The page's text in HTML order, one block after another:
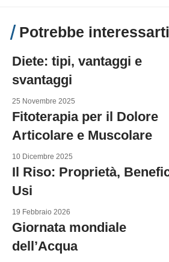
Potrebbe
Diete: tipi, vantaggi e
svantaggi
25 Novembre 2025
Fitoterapia per il Dolore
Articolare e Muscolare
10 Dicembre 2025
Il Riso: Proprietà,
Usi
19 Febbraio 2026
Giornata mondiale
dell’Acqua